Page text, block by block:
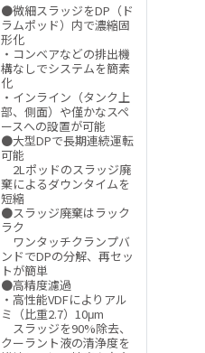
●微細スラッジをDP（ド
ラムポッド）内で濃縮固
形化
・コンベアなどの排出機
構なしでシステムを簡素
化
・インライン（タンク上
部、側面）や僅かなスペ
ースへの設置が可能
●大型DPで長期連続運転
可能
2Lポッドのスラッジ廃
棄によるダウンタイムを
短縮
●スラッジ廃棄はラック
ラク
ワンタッチクランプバ
ンドでDPの分解、再セッ
トが簡単
●高精度濾過
・高性能VDFによりアル
ミ（比重2.7）10μm
スラッジを90%除去、
クーラント液の清浄度を